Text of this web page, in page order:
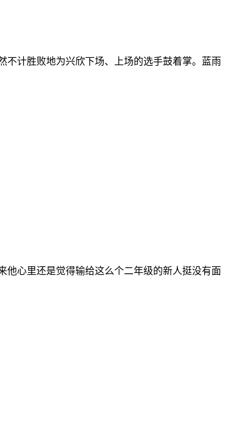
不计胜败地为兴欣下场、上场的选手鼓着掌。蓝雨
他心里还是觉得输给这么个二年级的新人挺没有面